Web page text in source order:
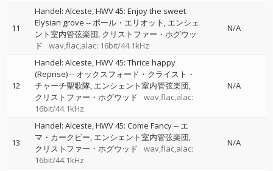
11
Handel: Alceste, HWV 45: Enjoy the sweet
Elysian grove --ポール・エリオット エンシェ
ント室内管弦楽団 クリストファー・ホグウッ
ド
wav,flac,alac: 16bit/44.1kHz
N/A
12
Handel: Alceste, HWV 45: Thrice happy
(Reprise)-- オックスフォード・クライスト・
チャーチ聖歌隊 エンシェント室内管弦楽団
クリストファー・ホグウッド
wav,flac,alac:
16bit/44.1kHz
N/A
13
Handel: Alceste, HWV 45: Come Fancy-- エ
マ・カークビー エンシェント室内管弦楽団
クリストファー・ホグウッド
wav,flac,alac:
16bit/44.1kHz
N/A